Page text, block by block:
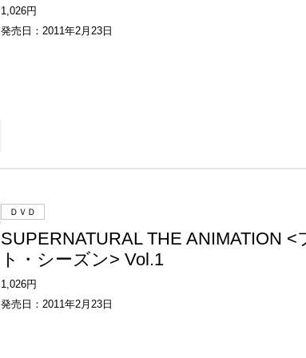
1,026円
発売日：2011年2月23日
ＤＶＤ
SUPERNATURAL THE ANIMATION <
ト・シーズン> Vol.1
1,026円
発売日：2011年2月23日